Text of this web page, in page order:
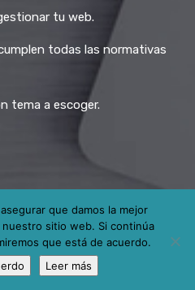
tu web.
todas las normativas
tema a escoger.
que damos la mejor
sitio web. Si continúa
que está de acuerdo.
Leer más